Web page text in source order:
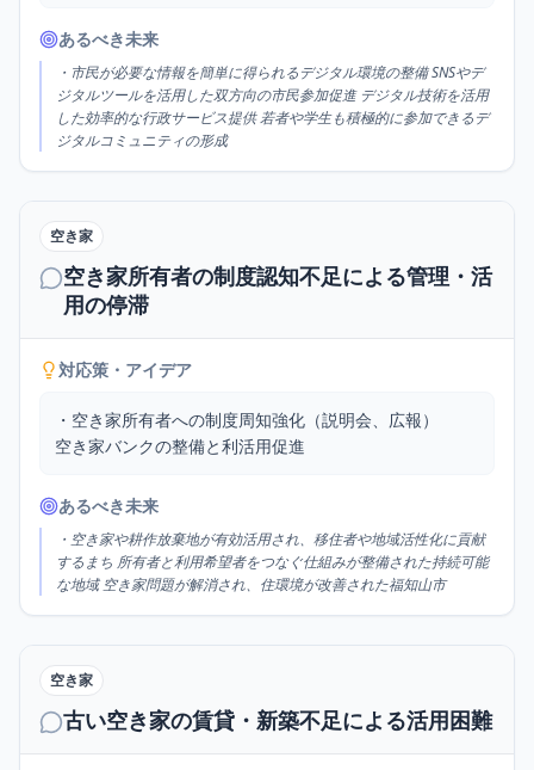
あるべき未来
・市民が必要な情報を簡単に得られるデジタル環境の整備 SNSやデ
ジタルツールを活用した双方向の市民参加促進 デジタル技術を活用
した効率的な行政サービス提供 若者や学生も積極的に参加できるデ
ジタルコミュニティの形成
空き家
空き家所有者の制度認知不足による管理・活
用の停滞
対応策・アイデア
・空き家所有者への制度周知強化（説明会、広報）
空き家バンクの整備と利活用促進
あるべき未来
・空き家や耕作放棄地が有効活用され、移住者や地域活性化に貢献
するまち 所有者と利用希望者をつなぐ仕組みが整備された持続可能
な地域 空き家問題が解消され、住環境が改善された福知山市
空き家
古い空き家の賃貸・新築不足による活用困難